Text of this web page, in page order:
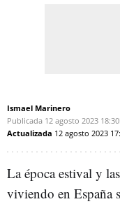
Ismael Marinero
Publicada 12 agosto 2023
Actualizada 12 agosto 2023
La época estival y
viviendo en España